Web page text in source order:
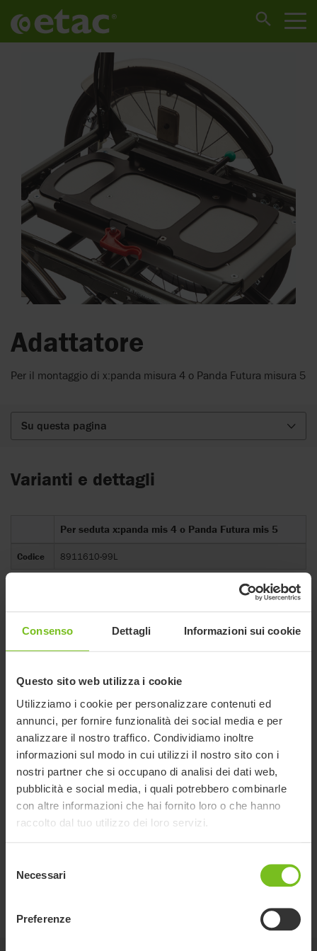
Consenso Dettagli Informazioni sui cookie
Questo sito web utilizza i cookie
Utilizziamo i cookie per personalizzare contenuti ed
annunci, per fornire funzionalità dei social media e per
analizzare il nostro traffico. Condividiamo inoltre
informazioni sul modo in cui utilizzi il nostro sito con i
nostri partner che si occupano di analisi dei dati web,
pubblicità e social media, i quali potrebbero combinarle
con altre informazioni che hai fornito loro o che hanno
raccolto dal tuo utilizzo dei loro servizi.
delNecessari
Preferenze
Adattatore
Per il montaggio di x:panda misura 4 o Panda Futura misura 5
Su questa pagina
Varianti e dettagli
Per seduta x:panda mis 4 o Panda Futura mis 5
Codice 8911610-99L
Il download dei Manuali dell'Utente è inteso solo per scopi utili. I
preavviso e si consiglia, a discrezione del lettore, di verificare la
coerenza con la versione del prodotto e il numero dell'articolo, nonché
la traduzione appropriata.
Tipo di documento
Tipo di documento
Montaggio adattatore su Base Strong